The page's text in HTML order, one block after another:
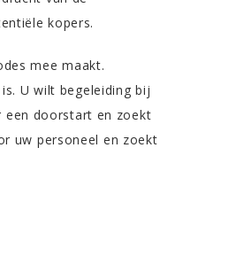
kopers.
mee maakt.
U wilt begeleiding bij
een doorstart en zoekt
uw personeel en zoekt